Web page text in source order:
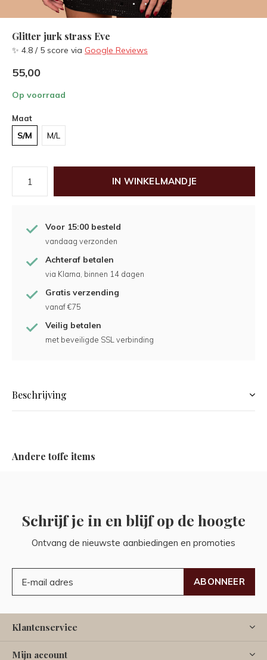
Glitter jurk strass Eve
✨ 4.8 / 5 score via Google Reviews
55,00
Op voorraad
Maat
S/M M/L
IN WINKELMANDJE
Voor 15:00 besteld
vandaag verzonden
Achteraf betalen
via Klarna, binnen 14 dagen
Gratis verzending
vanaf €75
Veilig betalen
met beveiligde SSL verbinding
Beschrijving
Andere toffe items
Schrijf je in en blijf op de hoogte
Ontvang de nieuwste aanbiedingen en promoties
ABONNEER
Klantenservice
Mijn account